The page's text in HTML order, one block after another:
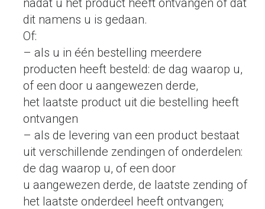
nadat u het product heeft ontvangen of dat
dit namens u is gedaan.
Of:
– als u in één bestelling meerdere
producten heeft besteld: de dag waarop u,
of een door u aangewezen derde,
het laatste product uit die bestelling heeft
ontvangen
– als de levering van een product bestaat
uit verschillende zendingen of onderdelen:
de dag waarop u, of een door
u aangewezen derde, de laatste zending of
het laatste onderdeel heeft ontvangen;